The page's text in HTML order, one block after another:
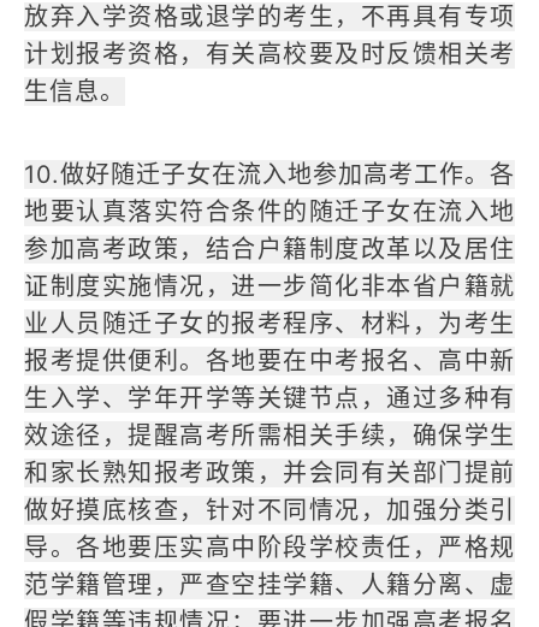
放弃入学资格或退学的考生，不再具有专项
计划报考资格，有关高校要及时反馈相关考
生信息。
10.做好随迁子女在流入地参加高考工作。各
地要认真落实符合条件的随迁子女在流入地
参加高考政策，结合户籍制度改革以及居住
证制度实施情况，进一步简化非本省户籍就
业人员随迁子女的报考程序、材料，为考生
报考提供便利。各地要在中考报名、高中新
生入学、学年开学等关键节点，通过多种有
效途径，提醒高考所需相关手续，确保学生
和家长熟知报考政策，并会同有关部门提前
做好摸底核查，针对不同情况，加强分类引
导。各地要压实高中阶段学校责任，严格规
范学籍管理，严查空挂学籍、人籍分离、虚